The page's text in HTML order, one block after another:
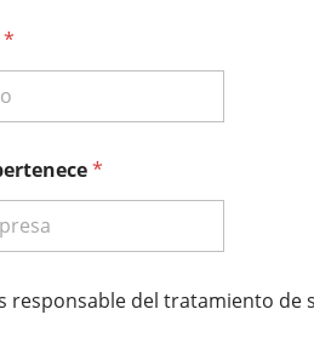
*
*
responsable del tratamiento